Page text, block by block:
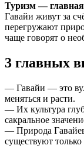
Туризм — главная
Гавайи живут за
перегружают
чаще говорят о
3 главных
— Гавайи — это
меняться и расти.
— Их культура
сакральное
— Природа
существуют только